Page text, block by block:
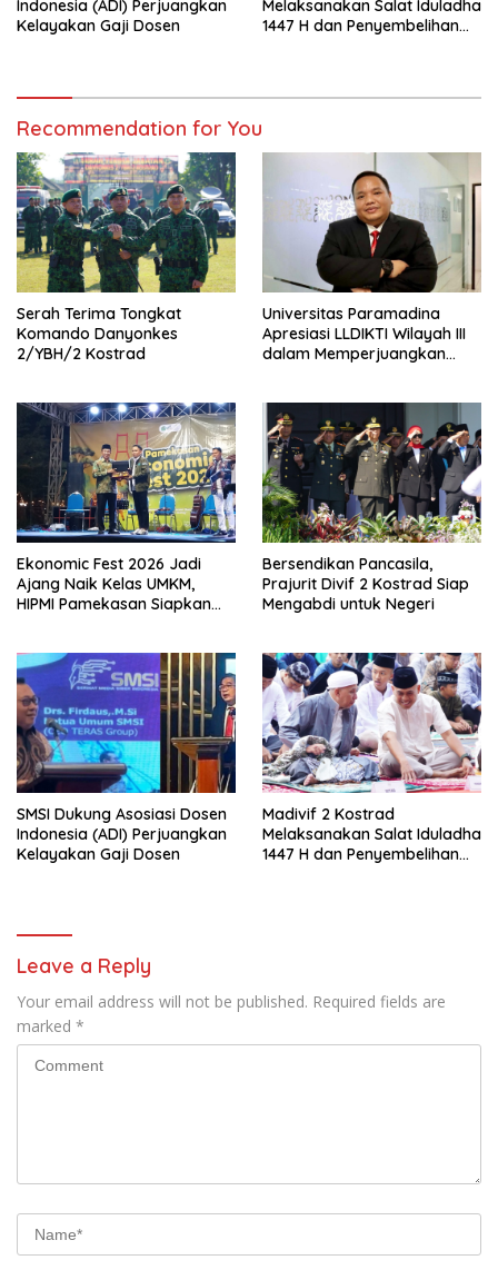
Indonesia (ADI) Perjuangkan
Kelayakan Gaji Dosen
Melaksanakan Salat Iduladha
1447 H dan Penyembelihan
Recommendation for You
Serah Terima Tongkat
Komando Danyonkes
2/YBH/2 Kostrad
Universitas Paramadina
Apresiasi LLDIKTI Wilayah III
dalam Memperjuangkan
Ekonomic Fest 2026 Jadi
Ajang Naik Kelas UMKM,
HIPMI Pamekasan Siapkan
Bersendikan Pancasila,
Prajurit Divif 2 Kostrad Siap
Mengabdi untuk Negeri
SMSI Dukung Asosiasi Dosen
Indonesia (ADI) Perjuangkan
Kelayakan Gaji Dosen
Madivif 2 Kostrad
Melaksanakan Salat Iduladha
1447 H dan Penyembelihan
Leave a Reply
Your email address will not be published. Required fields are
marked *